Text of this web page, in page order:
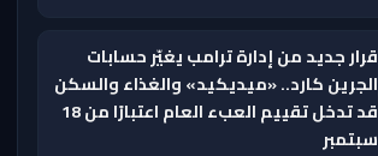
قرار جديد من إدارة ترامب يغيّر حسابات
الجرين كارد.. «ميديكيد» والغذاء والسكن
قد تدخل تقييم العبء العام اعتبارًا من 18
سبتمبر